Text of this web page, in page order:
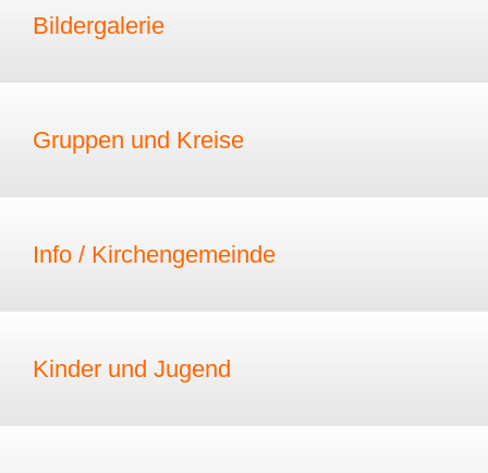
Bildergalerie
Gruppen und Kreise
Info / Kirchengemeinde
Kinder und Jugend